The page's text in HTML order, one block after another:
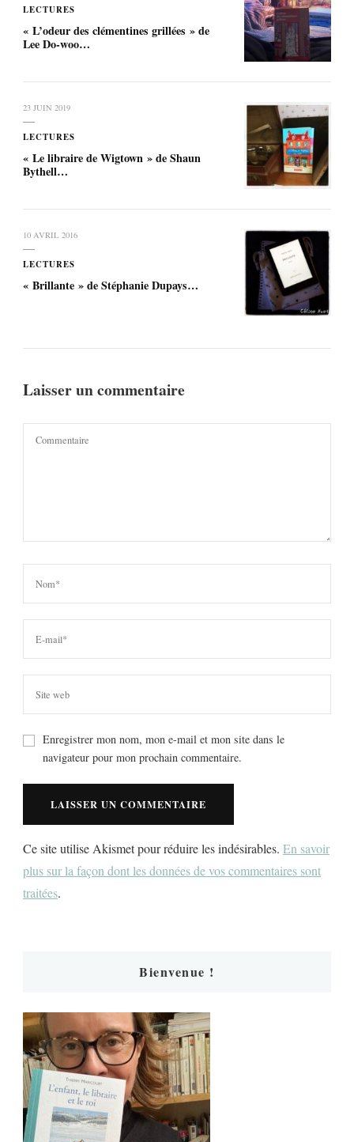
LECTURES
« L’odeur des clémentines grillées » de
Lee Do-woo…
23 JUIN 2019
LECTURES
« Le libraire de Wigtown » de Shaun
Bythell…
10 AVRIL 2016
LECTURES
« Brillante » de Stéphanie Dupays…
Laisser un commentaire
Enregistrer mon nom, mon e-mail et mon site dans le
navigateur pour mon prochain commentaire.
Ce site utilise Akismet pour réduire les indésirables. En savoir
plus sur la façon dont les données de vos commentaires sont
traitées.
Bienvenue !